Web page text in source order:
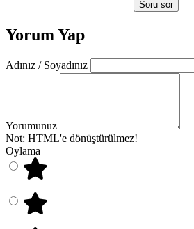
Soru sor
Yorum Yap
Adınız / Soyadınız
Yorumunuz
Not: HTML'e dönüştürülmez!
Oylama